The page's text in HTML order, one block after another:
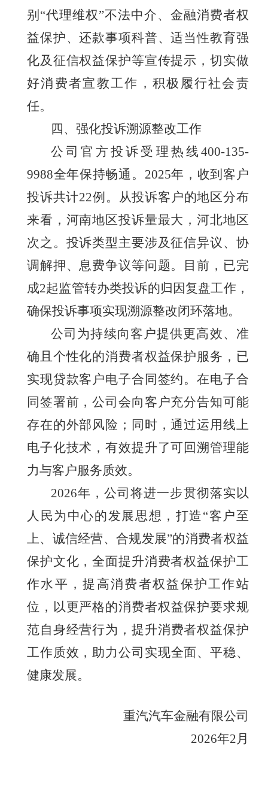
别 “代理维权”不法中介、金融消费者权
益保护、还款事项科普、适当性教育强
化及征信权益保护等宣传提示 ，切实做
好消费者宣教工作，积极履行社会责
任。
四、强化投诉溯源整改工作
公司官方投诉受理热线 400-135-
9988全年保持畅通。2025年，收到客户
投诉共计22例。从投诉客户的地区分布
来看，河南地区投诉量最大，河北地区
次之。投诉类型主要涉及征信异议、协
调解押、息费争议等问题。目前，已完
成2起监管转办类投诉的归因复盘工作，
确保投诉事项实现溯源整改闭环落地。
公司为持续向客户提供更高效、准
确且个性化的消费者权益保护服务，已
实现贷款客户电子合同签约。在电子合
同签署前，公司会向客户充分告知可能
存在的外部风险；同时，通过运用线上
电子化技术，有效提升了可回溯管理能
力与客户服务质效。
2026年，公司将进一步贯彻落实以
人民为中心的发展思想，打造“客户至
上、诚信经营、合规发展”的消费者权益
保护文化 ，全面提升消费者权益保护工
作水平，提高消费者权益保护工作站
位，以更严格的消费者权益保护要求规
范自身经营行为， 提升消费者权益保护
工作质效，助力公司 实现全面、平稳、
健康发展。
重汽汽车金融有限公司
2026年2月